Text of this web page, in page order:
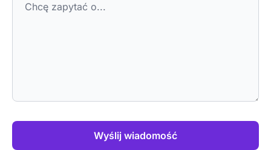
Wyślij wiadomość